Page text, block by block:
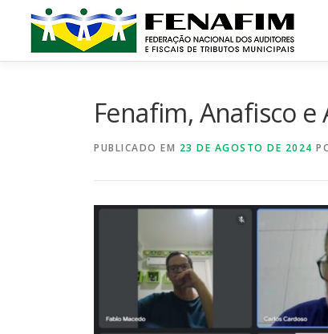
conteúdo
Fenafim, Anafisco
PUBLICADO EM 23 DE AGOSTO DE 2024